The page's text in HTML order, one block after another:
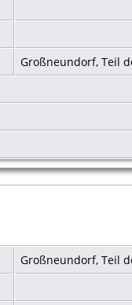
Großneundorf, Teil
Großneundorf, Teil